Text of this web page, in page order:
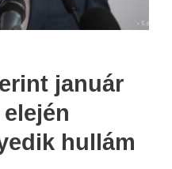
január
hullám